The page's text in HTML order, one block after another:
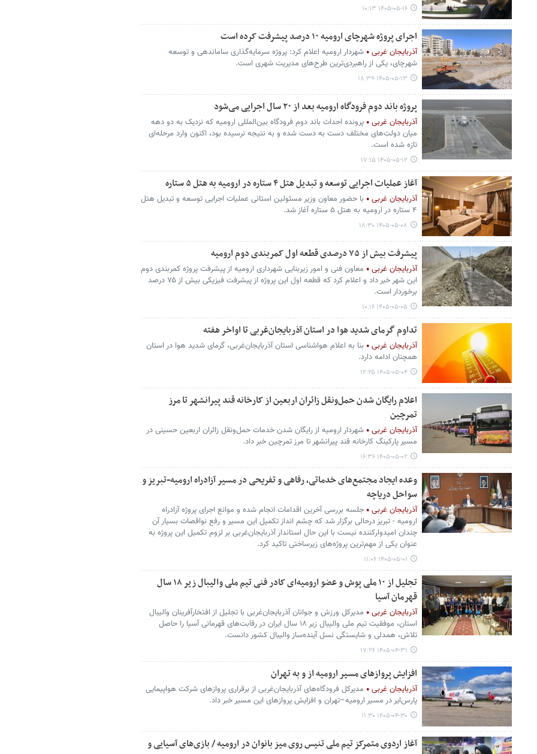
۱۴۰۵-۰۵-۱۶ ۱۰:۱۳
اجرای پروژه شهرچای ارومیه ۱۰ درصد پیشرفت کرده است
آذربایجان غربی
شهردار ارومیه اعلام کرد: پروژه سرمایه‌گذاری ساماندهی و توسعه
شهرچای، یکی از راهبردی‌ترین طرح‌های مدیریت شهری است.
۱۴۰۵-۰۵-۱۳ ۱۸:۳۹
پروژه باند دوم فرودگاه ارومیه بعد از ۲۰ سال اجرایی می‌شود
آذربایجان غربی
پرونده احداث باند دوم فرودگاه بین‌المللی ارومیه که نزدیک به دو دهه
میان دولت‌های مختلف دست به دست شده و به نتیجه نرسیده بود، اکنون وارد مرحله‌ای
تازه شده است.
۱۴۰۵-۰۵-۱۲ ۱۷:۱۵
آغاز عملیات اجرایی توسعه و تبدیل هتل ۴ ستاره در ارومیه به هتل ۵ ستاره
آذربایجان غربی
با حضور معاون وزیر مسئولین استانی عملیات اجرایی توسعه و تبدیل هتل
۴ ستاره در ارومیه به هتل ۵ ستاره آغاز شد.
۱۴۰۵-۰۵-۰۸ ۱۸:۳۰
پیشرفت بیش از ۷۵ درصدی قطعه اول کمربندی دوم ارومیه
آذربایجان غربی
معاون فنی و امور زیربنایی شهرداری ارومیه از پیشرفت پروژه کمربندی دوم
این شهر خبر داد و اعلام کرد که قطعه اول این پروژه از پیشرفت فیزیکی بیش از ۷۵ درصد
برخوردار است.
۱۴۰۵-۰۵-۰۵ ۱۰:۱۶
تداوم گرمای شدید هوا در استان آذربایجان‌غربی تا اواخر هفته
آذربایجان غربی
بنا به اعلام هواشناسی استان آذربایجان‌غربی، گرمای شدید هوا در استان
همچنان ادامه دارد.
۱۴۰۵-۰۵-۰۴ ۱۲:۲۵
اعلام رایگان شدن حمل‌ونقل زائران اربعین از کارخانه قند پیرانشهر تا مرز
تمرچین
آذربایجان غربی
شهردار ارومیه از رایگان شدن خدمات حمل‌ونقل زائران اربعین حسینی در
مسیر پارکینگ کارخانه قند پیرانشهر تا مرز تمرچین خبر داد.
۱۴۰۵-۰۵-۰۲ ۱۶:۳۶
وعده ایجاد مجتمع‌های خدماتی، رفاهی و تفریحی در مسیر آزادراه ارومیه-تبریز و
سواحل دریاچه
آذربایجان غربی
جلسه بررسی آخرین اقدامات انجام شده و موانع اجرای پروژه آزادراه
ارومیه - تبریز درحالی برگزار شد که چشم انداز تکمیل این مسیر و رفع نواقصات بسیار آن
چندان امیدوارکننده نیست با این حال استاندار آذربایجان‌غربی بر لزوم تکمیل این پروژه به
عنوان یکی از مهم‌ترین پروژه‌های زیرساختی تاکید کرد.
۱۴۰۵-۰۵-۰۱ ۱۱:۰۶
تجلیل از ۱۰ ملی پوش و عضو ارومیه‌ای کادر فنی تیم ملی والیبال زیر ۱۸ سال
قهرمان آسیا
آذربایجان غربی
مدیرکل ورزش و جوانان آذربایجان‌غربی با تجلیل از افتخارآفرینان والیبال
استان، موفقیت تیم ملی والیبال زیر ۱۸ سال ایران در رقابت‌های قهرمانی آسیا را حاصل
تلاش، همدلی و شایستگی نسل آینده‌ساز والیبال کشور دانست.
۱۴۰۵-۰۴-۳۱ ۱۷:۲۶
افزایش پروازهای مسیر ارومیه از و به تهران
آذربایجان غربی
مدیرکل فرودگاه‌های آذربایجان‌غربی از برقراری پروازهای شرکت هواپیمایی
پارس‌ایر در مسیر ارومیه–تهران و افزایش پروازهای این مسیر خبر داد.
۱۴۰۵-۰۴-۳۰ ۱۱:۳۰
آغاز اردوی متمرکز تیم ملی تنیس روی میز بانوان در ارومیه / بازی‌های آسیایی و